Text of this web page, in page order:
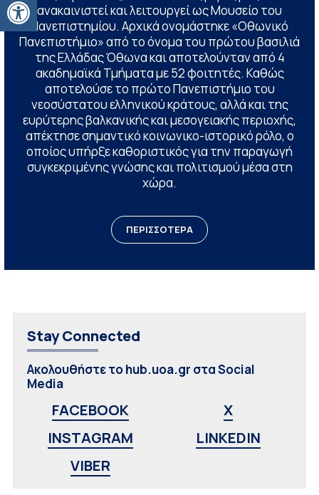
ανακαινιστεί και λειτουργεί ως Μουσείο του
Πανεπιστημίου. Αρχικά ονομάστηκε «Οθωνικό
Πανεπιστήμιο» από το όνομα του πρώτου βασιλιά
της Ελλάδας Όθωνα και αποτελούνταν από 4
ακαδημαϊκά Τμήματα με 52 φοιτητές. Καθώς
αποτελούσε το πρώτο Πανεπιστήμιο του
νεοσύστατου ελληνικού κράτους, αλλά και της
ευρύτερης βαλκανικής και μεσογειακής περιοχής,
απέκτησε σημαντικό κοινωνικο-ιστορικό ρόλο, ο
οποίος υπήρξε καθοριστικός για την παραγωγή
συγκεκριμένης γνώσης και πολιτισμού μέσα στη
χώρα.
ΠΕΡΙΣΣΟΤΕΡΑ
Stay Connected
Ακολουθήστε το hub.uoa.gr στα Social
Media
FACEBOOK
X
INSTAGRAM
LINKEDIN
VIBER